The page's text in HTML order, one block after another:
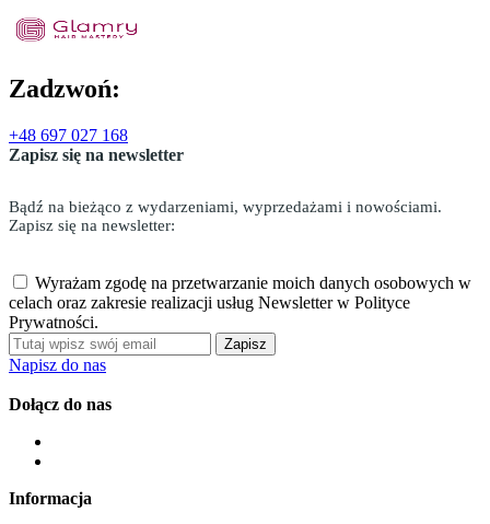
Zadzwoń:
+48 697 027 168
Zapisz się na newsletter
Bądź na bieżąco z wydarzeniami, wyprzedażami i nowościami.
Zapisz się na newsletter:
Wyrażam zgodę na przetwarzanie moich danych osobowych w
celach oraz zakresie realizacji usług Newsletter w Polityce
Prywatności.
Zapisz
Napisz do nas
Dołącz do nas
Informacja